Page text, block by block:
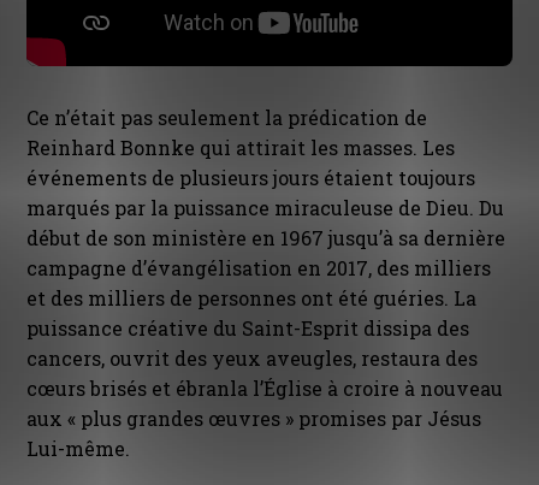
Ce n’était pas seulement la prédication de
Reinhard Bonnke qui attirait les masses. Les
événements de plusieurs jours étaient toujours
marqués par la puissance miraculeuse de Dieu. Du
début de son ministère en 1967 jusqu’à sa dernière
campagne d’évangélisation en 2017, des milliers
et des milliers de personnes ont été guéries. La
puissance créative du Saint-Esprit dissipa des
cancers, ouvrit des yeux aveugles, restaura des
cœurs brisés et ébranla l’Église à croire à nouveau
aux « plus grandes œuvres » promises par Jésus
Lui-même.